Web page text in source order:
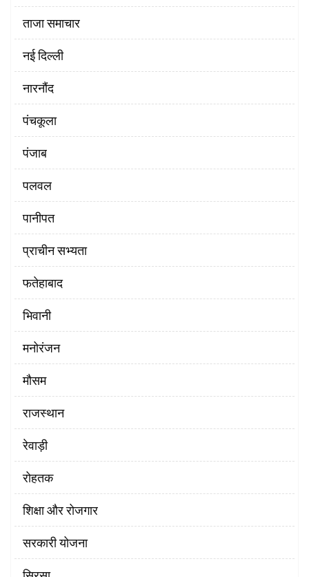
ताजा समाचार
नई दिल्ली
नारनौंद
पंचकूला
पंजाब
पलवल
पानीपत
प्राचीन सभ्यता
फतेहाबाद
भिवानी
मनोरंजन
मौसम
राजस्थान
रेवाड़ी
रोहतक
शिक्षा और रोजगार
सरकारी योजना